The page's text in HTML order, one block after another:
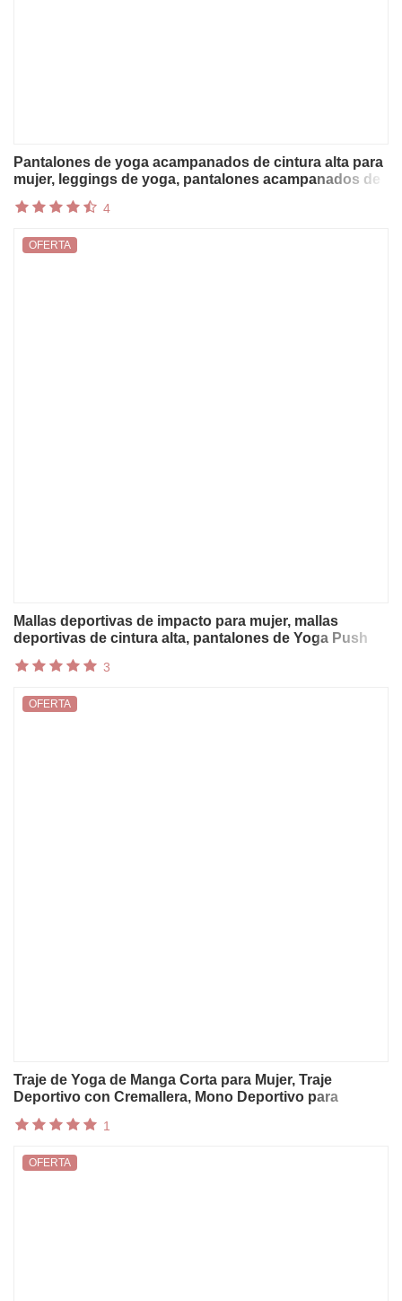
Pantalones de yoga acampanados de cintura alta para
mujer, leggings de yoga, pantalones acampanados de
pantalones acampanados tipo campana.
4
Mallas deportivas de impacto para mujer, mallas
deportivas de cintura alta, pantalones de Yoga Push
deportivo para correr y ciclismo
OFERTA
3
Traje de Yoga de Manga Corta para Mujer, Traje
Deportivo con Cremallera, Mono Deportivo para
de una Pieza
OFERTA
1
OFERTA